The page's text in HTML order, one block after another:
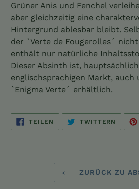
Grüner Anis und Fenchel
aber gleichzeitig eine
Hintergrund ablesbar bleibt.
der `Verte de Fougerolles´
enthält nur natürliche
Dieser Absinth ist,
englischsprachigen Markt, auch
`Enigma Verte´ erhältlich.
TEILEN
FACEBOOK
TEILEN
TWITTERN
ZURÜCK ZU